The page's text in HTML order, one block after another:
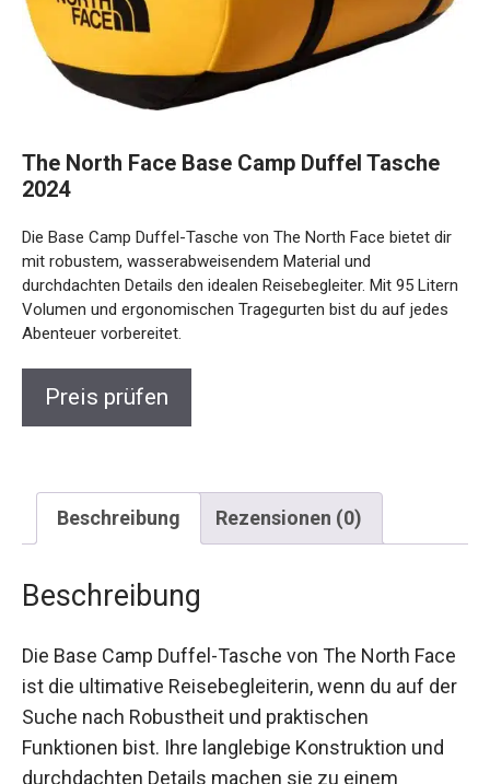
The North Face Base Camp Duffel Tasche
2024
mit robustem, wasserabweisendem Material und
durchdachten Details den idealen Reisebegleiter. Mit 95
Litern Volumen und ergonomischen Tragegurten bist du auf
jedes Abenteuer vorbereitet.
Preis prüfen
Beschreibung Rezensionen (0)
Beschreibung
Die Base Camp Duffel-Tasche von The North
Face ist die ultimative Reisebegleiterin, wenn du
auf der Suche nach Robustheit und praktischen
Funktionen bist. Ihre langlebige Konstruktion und
durchdachten Details machen sie zu einem